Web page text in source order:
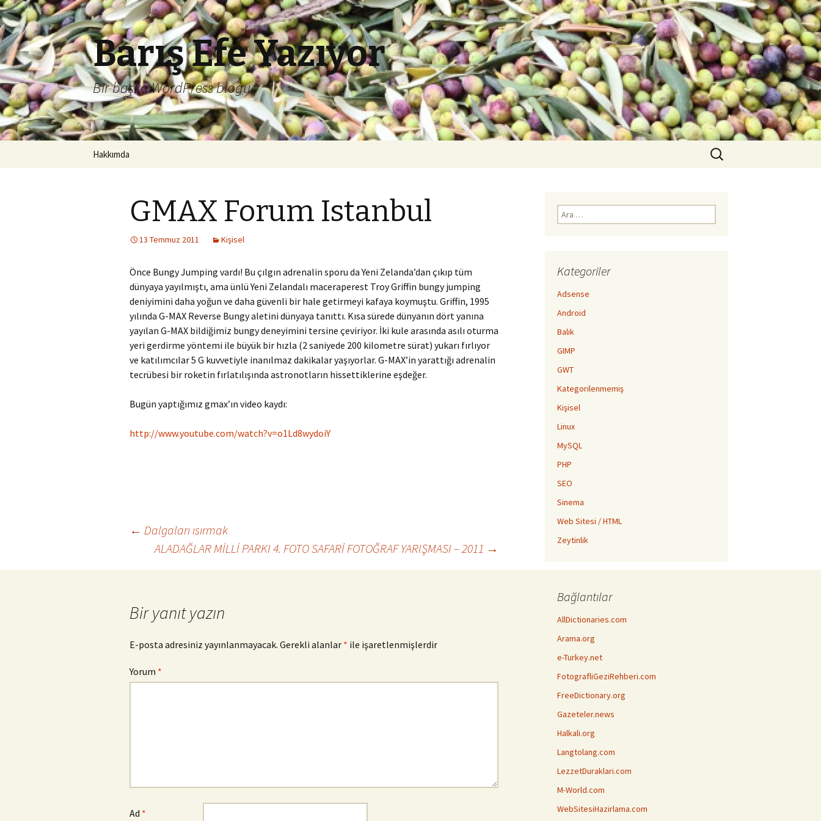
Barış Efe Yazıyor
Bir başka WordPress blogu.
Hakkımda
Arama:
GMAX Forum Istanbul
13 Temmuz 2011 Kişisel
Önce Bungy Jumping vardı! Bu çılgın adrenalin sporu da Yeni Zelanda’dan çıkıp tüm
dünyaya yayılmıştı, ama ünlü Yeni Zelandalı maceraperest Troy Griffin bungy jumping
deniyimini daha yoğun ve daha güvenli bir hale getirmeyi kafaya koymuştu. Griffin, 1995
yılında G-MAX Reverse Bungy aletini dünyaya tanıttı. Kısa sürede dünyanın dört yanına
yayılan G-MAX bildiğimiz bungy deneyimini tersine çeviriyor. İki kule arasında asılı oturma
yeri gerdirme yöntemi ile büyük bir hızla (2 saniyede 200 kilometre sürat) yukarı fırlıyor
ve katılımcılar 5 G kuvvetiyle inanılmaz dakikalar yaşıyorlar. G-MAX’in yarattığı adrenalin
tecrübesi bir roketin fırlatılışında astronotların hissettiklerine eşdeğer.
Bugün yaptığımız gmax’ın video kaydı:
http://www.youtube.com/watch?v=o1Ld8wydoiY
dolaşımı
← Dalgaları ısırmak
ALADAĞLAR MİLLİ PARKI 4. FOTO SAFARİ FOTOĞRAF YARIŞMASI – 2011 →
Bir yanıt yazın
E-posta adresiniz yayınlanmayacak. Gerekli alanlar * ile işaretlenmişlerdir
Yorum *
Ad *
Arama:
Kategoriler
Adsense
Android
Balık
GIMP
GWT
Kategorilenmemiş
Kişisel
Linux
MySQL
PHP
SEO
Sinema
Web Sitesi / HTML
Zeytinlik
Bağlantılar
AllDictionaries.com
Arama.org
e-Turkey.net
FotografliGeziRehberi.com
FreeDictionary.org
Gazeteler.news
Halkali.org
Langtolang.com
LezzetDuraklari.com
M-World.com
WebSitesiHazirlama.com